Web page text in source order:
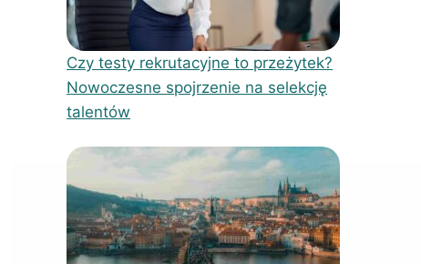
Czy testy rekrutacyjne to przeżytek?
Nowoczesne spojrzenie na selekcję
talentów